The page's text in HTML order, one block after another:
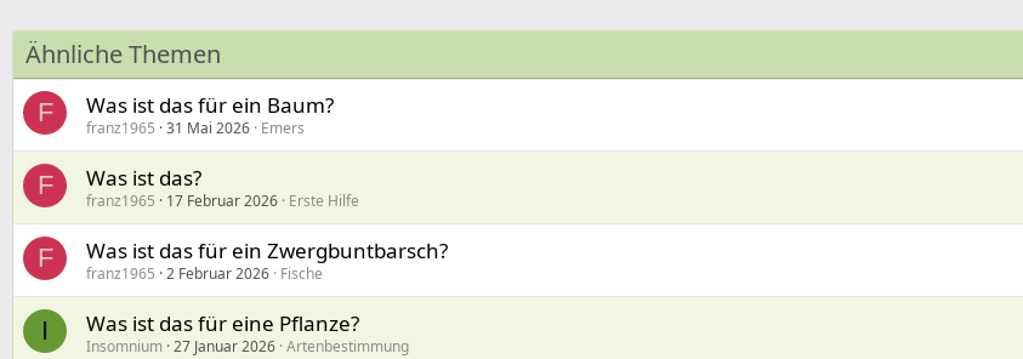
Ähnliche Themen
F Was ist das für ein Baum?
franz1965 31 Mai 2026 Emers
F Was ist das?
franz1965 17 Februar 2026 Erste Hilfe
F Was ist das für ein Zwergbuntbarsch?
franz1965 2 Februar 2026 Fische
I Was ist das für eine Pflanze?
Insomnium 27 Januar 2026 Artenbestimmung